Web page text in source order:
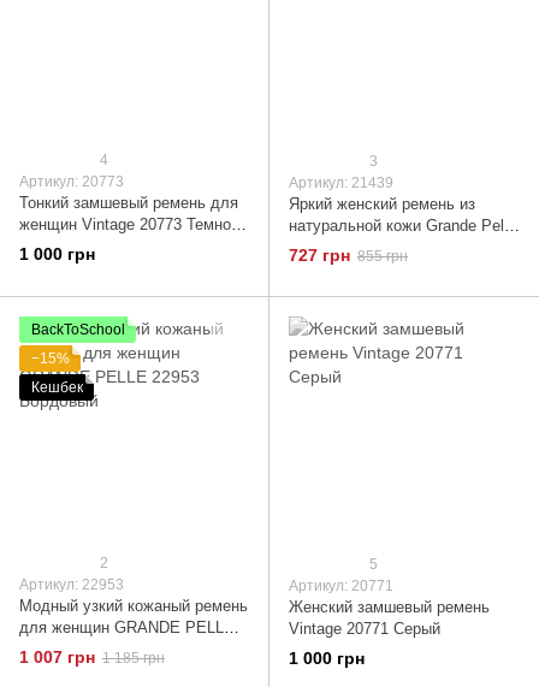
4
Артикул: 20773
Тонкий замшевый ремень для
женщин Vintage 20773 Темно-
коричневый
1 000 грн
3
Артикул: 21439
Яркий женский ремень из
натуральной кожи Grande Pelle
21439 Красный
727 грн 855 грн
BackToSchool
−15%
Кешбек
2
Артикул: 22953
Модный узкий кожаный ремень
для женщин GRANDE PELLE
22953 Бордовый
1 007 грн 1 185 грн
5
Артикул: 20771
Женский замшевый ремень
Vintage 20771 Серый
1 000 грн